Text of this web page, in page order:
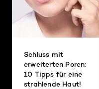
Schluss mit
erweiterten Poren:
10 Tipps für eine
strahlende Haut!